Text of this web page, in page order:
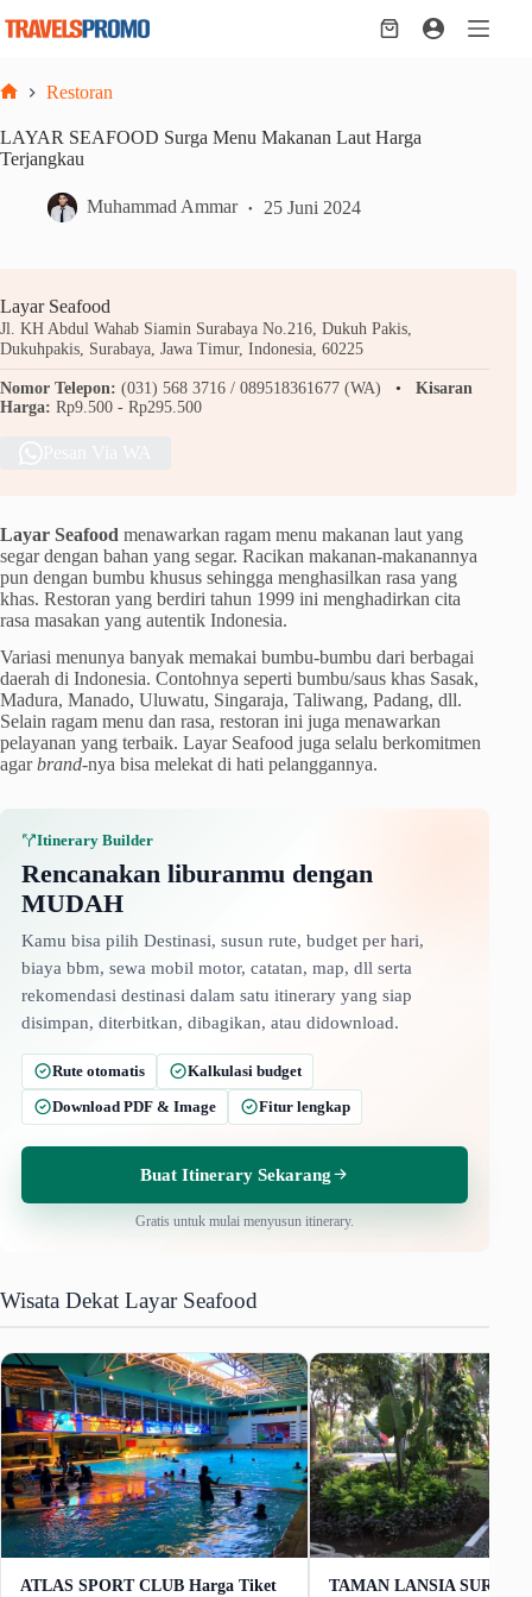
Shopping
Restoran
LAYAR SEAFOOD Surga Menu Makanan Laut Harga
Terjangkau
Muhammad Ammar 25 Juni 2024
Layar Seafood
Jl. KH Abdul Wahab Siamin Surabaya No.216, Dukuh Pakis,
Dukuhpakis, Surabaya, Jawa Timur, Indonesia, 60225
Nomor Telepon: (031) 568 3716 / 089518361677 (WA)
Kisaran
Harga: Rp9.500 - Rp295.500
Layar Seafood menawarkan ragam menu makanan laut yang
segar dengan bahan yang segar. Racikan makanan-makanannya
pun dengan bumbu khusus sehingga menghasilkan rasa yang
khas. Restoran yang berdiri tahun 1999 ini menghadirkan cita
rasa masakan yang autentik Indonesia.
Variasi menunya banyak memakai bumbu-bumbu dari berbagai
daerah di Indonesia. Contohnya seperti bumbu/saus khas Sasak,
Madura, Manado, Uluwatu, Singaraja, Taliwang, Padang, dll.
Selain ragam menu dan rasa, restoran ini juga menawarkan
pelayanan yang terbaik. Layar Seafood juga selalu berkomitmen
agarbrand-nya bisa melekat di hati pelanggannya.
Itinerary Builder
Rencanakan liburanmu dengan
MUDAH
Kamu bisa pilih Destinasi, susun rute, budget per hari,
biaya bbm, sewa mobil motor, catatan, map, dll serta
rekomendasi destinasi dalam satu itinerary yang siap
disimpan, diterbitkan, dibagikan, atau didownload.
Rute otomatis
Kalkulasi budget
Download PDF & Image
Fitur lengkap
Buat Itinerary Sekarang
Gratis untuk mulai menyusun itinerary.
Wisata Dekat Layar Seafood
ATLAS SPORT CLUB Harga Tiket
TAMAN LANSIA